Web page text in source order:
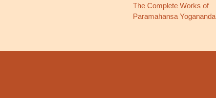
The Complete Works of
Paramahansa Yogananda